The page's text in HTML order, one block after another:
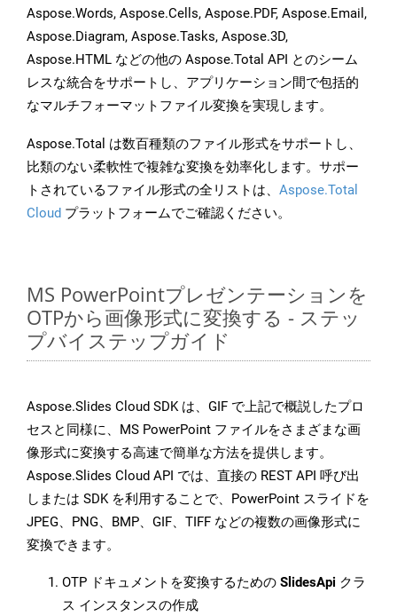
Aspose.Words, Aspose.Cells, Aspose.PDF, Aspose.Email,
Aspose.Diagram, Aspose.Tasks, Aspose.3D,
Aspose.HTML などの他の Aspose.Total API とのシーム
レスな統合をサポートし、アプリケーション間で包括的
なマルチフォーマットファイル変換を実現します。
Aspose.Total は数百種類のファイル形式をサポートし、
比類のない柔軟性で複雑な変換を効率化します。サポー
トされているファイル形式の全リストは、 Aspose.Total
Cloud プラットフォームでご確認ください。
MS PowerPointプレゼンテーションを
OTPから画像形式に変換する - ステッ
プバイステップガイド
Aspose.Slides Cloud SDK は、GIF で上記で概説したプロ
セスと同様に、MS PowerPoint ファイルをさまざまな画
像形式に変換する高速で簡単な方法を提供します。
Aspose.Slides Cloud API では、直接の REST API 呼び出
しまたは SDK を利用することで、PowerPoint スライドを
JPEG、PNG、BMP、GIF、TIFF などの複数の画像形式に
変換できます。
OTP ドキュメントを変換するための SlidesApi クラ
ス インスタンスの作成